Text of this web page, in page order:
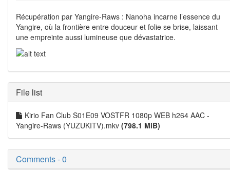
Récupération par Yangire-Raws : Nanoha incarne l’essence du
Yangire, où la frontière entre douceur et folie se brise, laissant
une empreinte aussi lumineuse que dévastatrice.
File list
Kirio Fan Club S01E09 VOSTFR 1080p WEB h264 AAC -
Yangire-Raws (YUZUKITV).mkv (798.1 MiB)
Comments - 0